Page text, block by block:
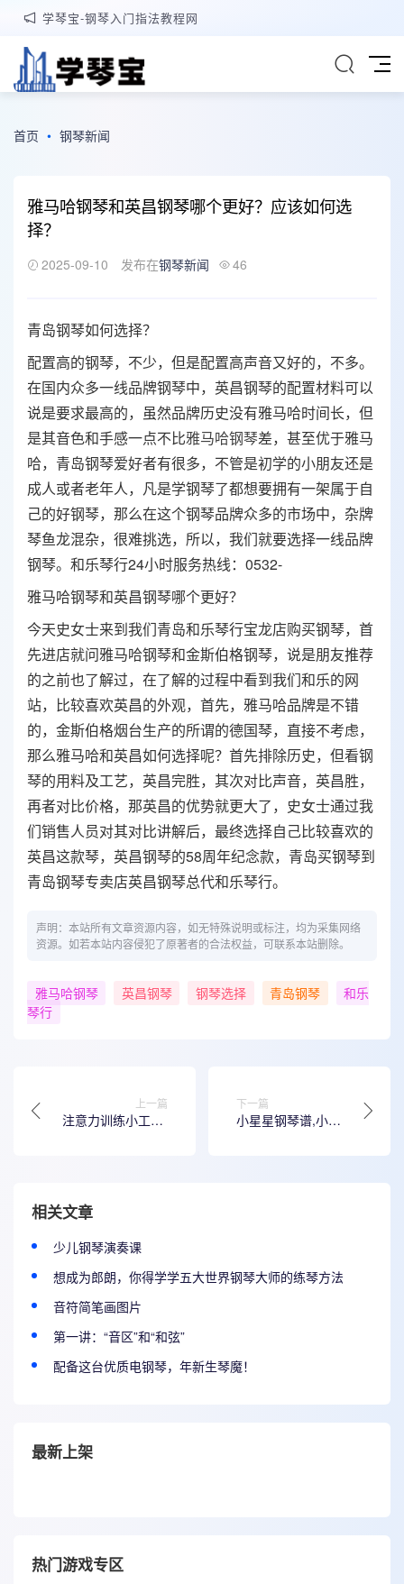
学琴宝-钢琴入门指法教程网
首页 • 钢琴新闻
雅马哈钢琴和英昌钢琴哪个更好？应该如何选
择？
2025-09-10 发布在钢琴新闻 46
青岛钢琴如何选择？
配置高的钢琴，不少，但是配置高声音又好的，不多。
在国内众多一线品牌钢琴中，英昌钢琴的配置材料可以
说是要求最高的，虽然品牌历史没有雅马哈时间长，但
是其音色和手感一点不比雅马哈钢琴差，甚至优于雅马
哈，青岛钢琴爱好者有很多，不管是初学的小朋友还是
成人或者老年人，凡是学钢琴了都想要拥有一架属于自
己的好钢琴，那么在这个钢琴品牌众多的市场中，杂牌
琴鱼龙混杂，很难挑选，所以，我们就要选择一线品牌
钢琴。和乐琴行24小时服务热线：0532-
雅马哈钢琴和英昌钢琴哪个更好？
今天史女士来到我们青岛和乐琴行宝龙店购买钢琴，首
先进店就问雅马哈钢琴和金斯伯格钢琴，说是朋友推荐
的之前也了解过，在了解的过程中看到我们和乐的网
站，比较喜欢英昌的外观，首先，雅马哈品牌是不错
的，金斯伯格烟台生产的所谓的德国琴，直接不考虑，
那么雅马哈和英昌如何选择呢？首先排除历史，但看钢
琴的用料及工艺，英昌完胜，其次对比声音，英昌胜，
再者对比价格，那英昌的优势就更大了，史女士通过我
们销售人员对其对比讲解后，最终选择自己比较喜欢的
英昌这款琴，英昌钢琴的58周年纪念款，青岛买钢琴到
青岛钢琴专卖店英昌钢琴总代和乐琴行。
声明：本站所有文章资源内容，如无特殊说明或标注，均为采集网络
资源。如若本站内容侵犯了原著者的合法权益，可联系本站删除。
雅马哈钢琴 英昌钢琴 钢琴选择 青岛钢琴
和乐
琴行
上一篇
注意力训练小工具-
下一篇
小星星钢琴谱,小星
相关文章
少儿钢琴演奏课
​想成为郎朗，你得学学五大世界钢琴大师的练琴方法
音符简笔画图片
第一讲：“音区”和“和弦”
配备这台优质电钢琴，年新生琴魔！
最新上架
热门游戏专区